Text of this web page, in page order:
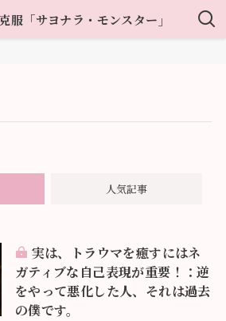
服「サヨナラ・モンスター」
人気記事
実は、トラウマを癒すにはネ
ガティブな自己表現が重要！：逆
をやって悪化した人、それは過去
の僕です。